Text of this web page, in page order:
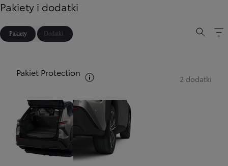
Pakiety i dodatki
Pakiety Dodatki
Pakiet Protection
2 dodatki